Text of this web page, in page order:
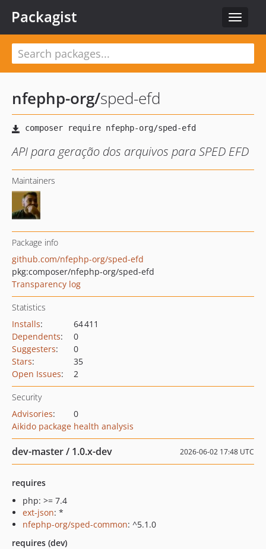
Toggle
Packagist
nfephp-org/sped-efd
API para geração dos arquivos para SPED EFD
Maintainers
Package info
github.com/nfephp-org/sped-efd
pkg:composer/nfephp-org/sped-efd
Transparency log
Statistics
Installs:
64 411
Dependents:
0
Suggesters:
0
Stars:
35
Open Issues: 2
Security
Advisories:
0
Aikido package health analysis
dev-master / 1.0.x-dev 2026-06-02 17:48 UTC
requires
php: >= 7.4
ext-json: *
nfephp-org/sped-common: ^5.1.0
requires (dev)